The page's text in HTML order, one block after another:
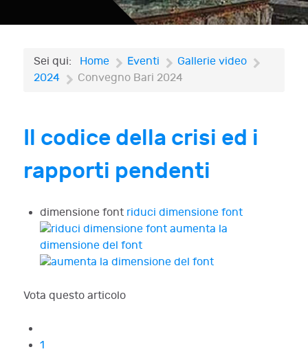
Sei qui: Home Eventi
Gallerie video
2024
Convegno Bari 2024
Il codice della crisi ed i
rapporti pendenti
dimensione font riduci dimensione font
aumenta la
dimensione del font
Vota questo articolo
1